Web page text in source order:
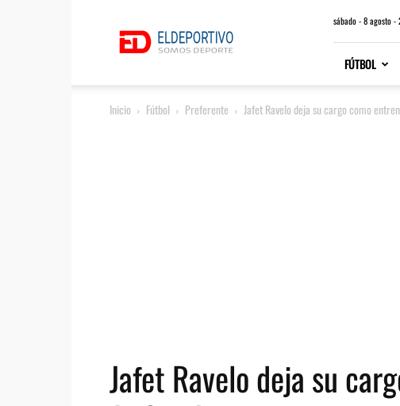
sábado - 8 agosto -
FÚTBOL
Inicio Fútbol Preferente Jafet Ravelo deja su cargo como
Jafet Ravelo deja su